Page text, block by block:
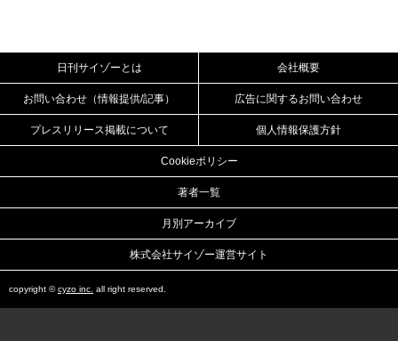
日刊サイゾーとは 会社概要
お問い合わせ（情報提供/記事） 広告に関するお問い合わせ
プレスリリース掲載について 個人情報保護方針
Cookieポリシー
著者一覧
月別アーカイブ
株式会社サイゾー運営サイト
copyright ©cyzo inc. all right reserved.